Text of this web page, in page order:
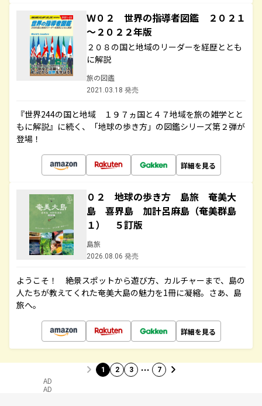
Ｗ０２ 世界の指導者図鑑 ２０２１
～２０２２年版
２０８の国と地域のリーダーを経歴ととも
に解説
旅の図鑑
2021.03.18 発売
『世界244の国と地域 １９７ヵ国と４７地域を旅の雑学とと
もに解説』に続く、「地球の歩き方」の図鑑シリーズ第２弾が
登場！
詳細を見る
０２ 地球の歩き方 島旅 奄美大
島 喜界島 加計呂麻島（奄美群島
１） ５訂版
島旅
2026.08.06 発売
ようこそ！ 絶景スポットから遊び方、カルチャーまで、島の
人たちが教えてくれた奄美大島の魅力を1冊に凝縮。さあ、島
旅へ。
詳細を見る
1 2 3 … 7
AD
AD